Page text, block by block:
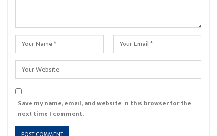
Save my name, email, and website in this browser for the
next time I comment.